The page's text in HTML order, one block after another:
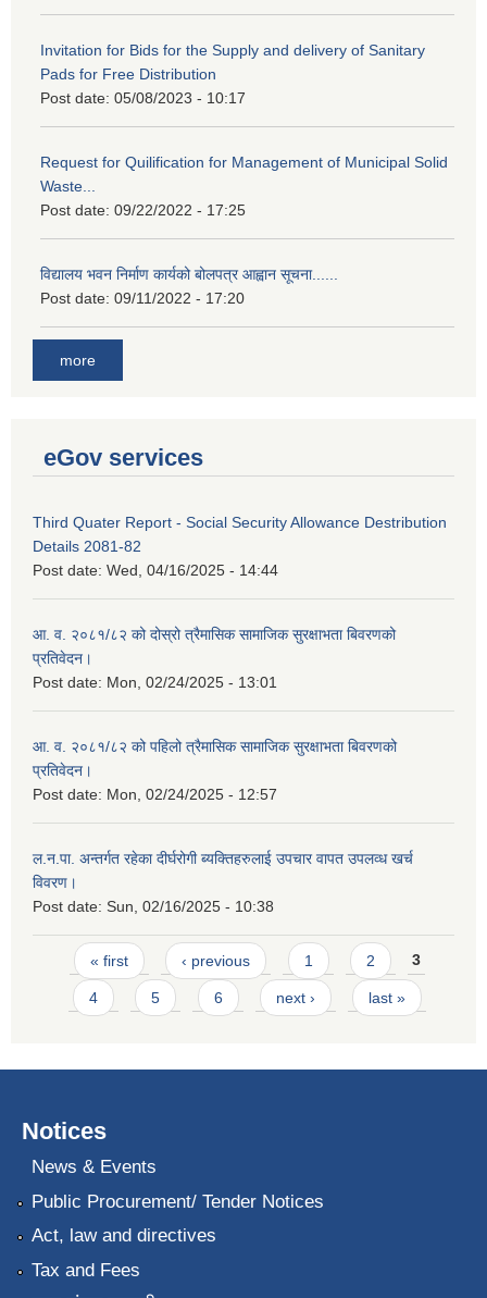
Invitation for Bids for the Supply and delivery of Sanitary
Pads for Free Distribution
Post date: 05/08/2023 - 10:17
Request for Quilification for Management of Municipal Solid
Waste...
Post date: 09/22/2022 - 17:25
विद्यालय भवन निर्माण कार्यको बोलपत्र आह्वान सूचना......
Post date: 09/11/2022 - 17:20
more
eGov services
Third Quater Report - Social Security Allowance Destribution
Details 2081-82
Post date: Wed, 04/16/2025 - 14:44
आ. व. २०८१/८२ को दोस्रो त्रैमासिक सामाजिक सुरक्षाभता बिवरणको
प्रतिवेदन।
Post date: Mon, 02/24/2025 - 13:01
आ. व. २०८१/८२ को पहिलो त्रैमासिक सामाजिक सुरक्षाभता बिवरणको
प्रतिवेदन।
Post date: Mon, 02/24/2025 - 12:57
ल.न.पा. अन्तर्गत रहेका दीर्घरोगी ब्यक्तिहरुलाई उपचार वापत उपलव्ध खर्च
विवरण।
Post date: Sun, 02/16/2025 - 10:38
Pages
« first ‹ previous 1 2 3
4 5 6 next › last »
Notices
News & Events
Public Procurement/ Tender Notices
Act, law and directives
Tax and Fees